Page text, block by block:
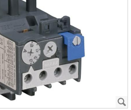
J